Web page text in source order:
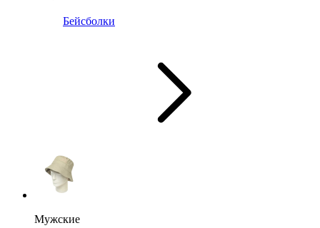
Бейсболки
Мужские